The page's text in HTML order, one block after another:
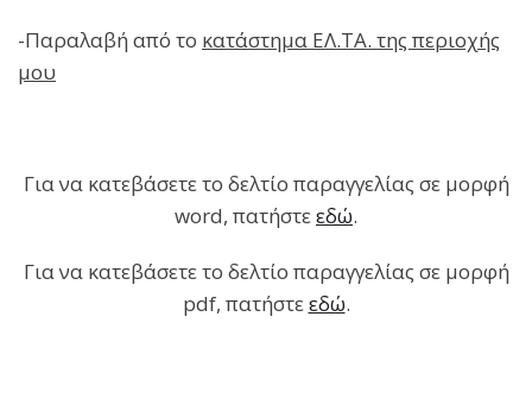
-Παραλαβή από το κατάστημα ΕΛ.ΤΑ. της περιοχής
μου
Για να κατεβάσετε το δελτίο παραγγελίας σε μορφή
word, πατήστεεδώ.
Για να κατεβάσετε το δελτίο παραγγελίας σε μορφή
pdf, πατήστεεδώ.